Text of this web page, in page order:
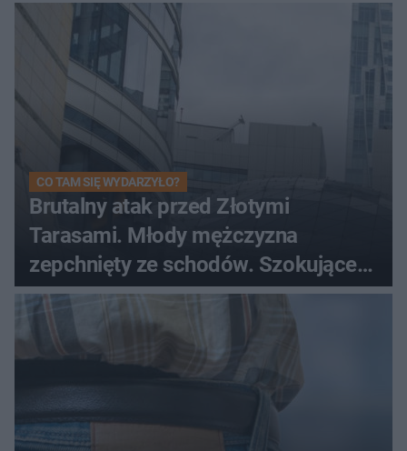
CO TAM SIĘ WYDARZYŁO?
Brutalny atak przed Złotymi
Tarasami. Młody mężczyzna
zepchnięty ze schodów. Szokujące
nagranie krąży po sieci